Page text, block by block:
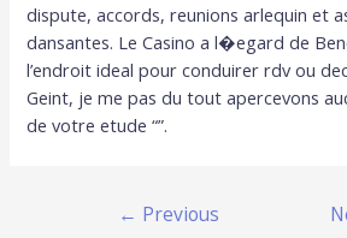
dispute, accords, reunions arlequin et
dansantes. Le Casino a l�egard de
l’endroit ideal pour conduirer rdv ou
Geint, je me pas du tout apercevons
de votre etude “”.
← Previous